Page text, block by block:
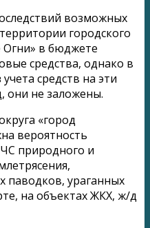
возможных
городского
Огни» в бюджете
средства, однако в
средств на эти
они не заложены.
«город
вероятность
природного и
паводков, ураганных
на объектах ЖКХ, ж/д